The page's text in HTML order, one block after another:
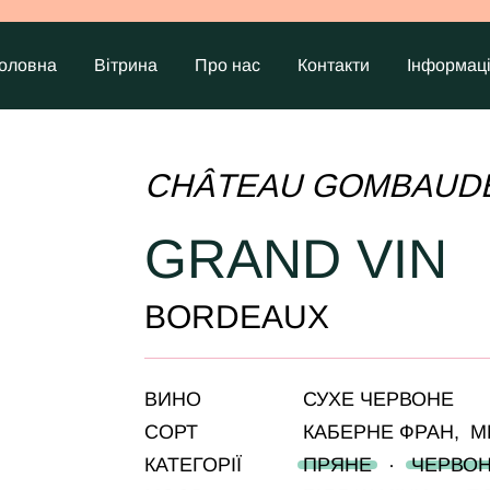
Вітрина Про нас Контакти
CHÂTEAU
GRAND VIN
BORDEAUX
ВИНО
СУХЕ ЧЕРВОНЕ
СОРТ
КАБЕРНЕ ФРАН,
КАТЕГОРІЇ
ПРЯНЕ ·